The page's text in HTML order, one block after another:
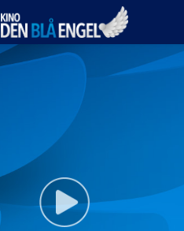
Kino Den Blå Engel